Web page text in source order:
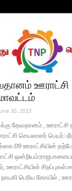
ஊராட்சி
30, 2023
தேவதானம் ,
செயலாளர் பெயர்:-
ஊராட்சியின்
ஊராட்சியின்
பெரிய கோயில் ,